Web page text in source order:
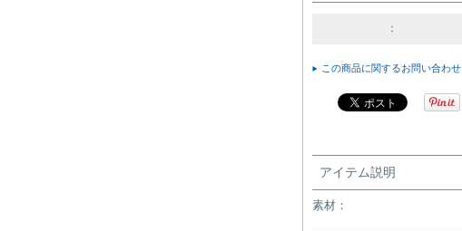
：
この商品に関するお問い合わせ
アイテム説明
素材：